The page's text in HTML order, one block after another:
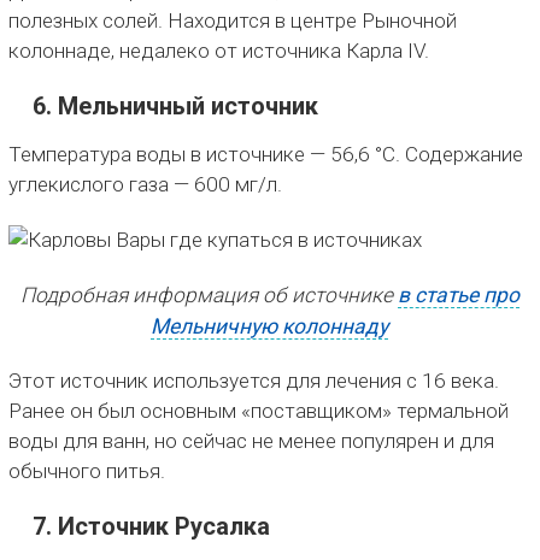
полезных солей. Находится в центре Рыночной
колоннаде, недалеко от источника Карла IV.
6. Мельничный источник
Температура воды в источнике — 56,6 °C. Содержание
углекислого газа — 600 мг/л.
Подробная информация об источнике в статье про
Мельничную колоннаду
Этот источник используется для лечения с 16 века.
Ранее он был основным «поставщиком» термальной
воды для ванн, но сейчас не менее популярен и для
обычного питья.
7. Источник Русалка